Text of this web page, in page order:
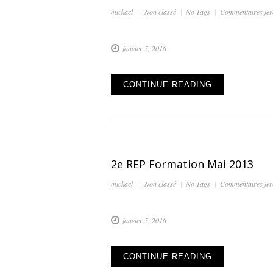
mickael Non classé No Tags Commentaires
janvier 5, 2016
CONTINUE READING
2e REP Formation Mai 2013
mickael Non classé No Tags Commentaires
janvier 5, 2016
CONTINUE READING